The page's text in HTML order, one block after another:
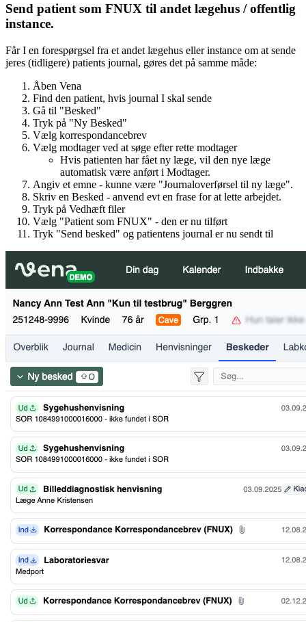
Send patient som FNUX til andet lægehus / offentlig
instance.
Får I en forespørgsel fra et andet lægehus eller instance om at sende
jeres (tidligere) patients journal, gøres det på samme måde:
Åben Vena
Find den patient, hvis journal I skal sende
Gå til "Besked"
Tryk på "Ny Besked"
Vælg korrespondancebrev
Vælg modtager ved at søge efter rette modtager
Hvis patienten har fået ny læge, vil den nye læge
automatisk være anført i Modtager.
Angiv et emne - kunne være "Journaloverførsel til ny læge".
Skriv en Besked - anvend evt en frase for at lette arbejdet.
Tryk på Vedhæft filer
Vælg "Patient som FNUX" - den er nu tilført
Tryk "Send besked" og patientens journal er nu sendt til